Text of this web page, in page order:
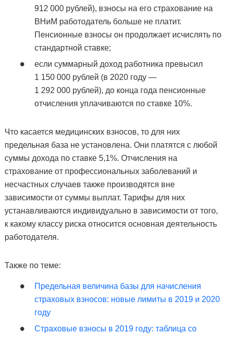
912 000 рублей), взносы на его страхование на
ВНиМ работодатель больше не платит.
Пенсионные взносы он продолжает исчислять по
стандартной ставке;
если суммарный доход работника превысил
1 150 000 рублей (в 2020 году —
1 292 000 рублей), до конца года пенсионные
отчисления уплачиваются по ставке 10%.
Что касается медицинских взносов, то для них
предельная база не установлена. Они платятся с любой
суммы дохода по ставке 5,1%. Отчисления на
страхование от профессиональных заболеваний и
несчастных случаев также производятся вне
зависимости от суммы выплат. Тарифы для них
устанавливаются индивидуально в зависимости от того,
к какому классу риска относится основная деятельность
работодателя.
Также по теме:
Предельная величина базы для начисления
страховых взносов: новые лимиты в 2019 и 2020
году
Страховые взносы в 2019 году: таблица со